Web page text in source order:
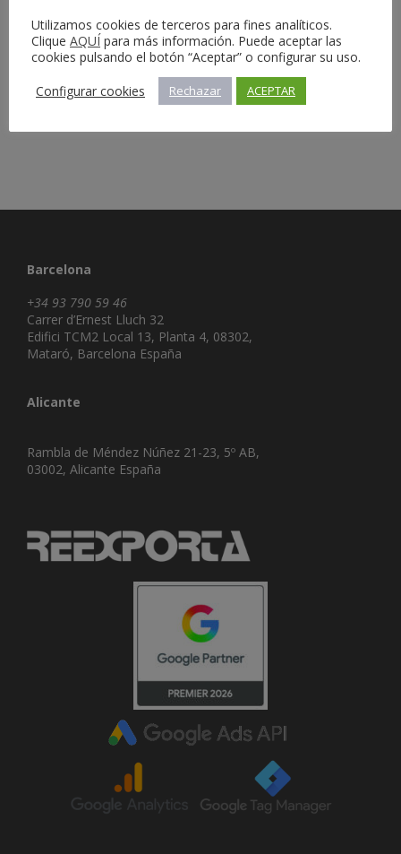
Información del servicio
Barcelona
+34 93 790 59 46
Carrer d’Ernest Lluch 32
Edifici TCM2 Local 13, Planta 4, 08302,
Mataró, Barcelona España
Alicante
Rambla de Méndez Núñez 21-23, 5º AB,
03002, Alicante España
Utilizamos cookies de terceros para fines analíticos.
Clique AQUÍ para más información. Puede aceptar las
cookies pulsando el botón “Aceptar” o configurar su uso.
Configurar cookies
Rechazar ACEPTAR